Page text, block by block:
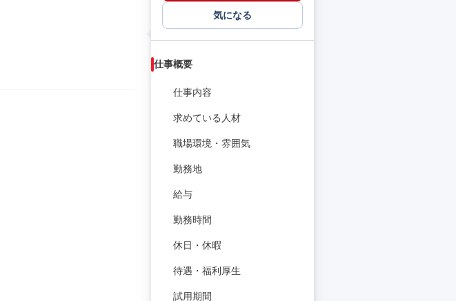
気になる
仕事概要
仕事内容
求めている人材
職場環境・雰囲気
勤務地
給与
勤務時間
休日・休暇
待遇・福利厚生
試用期間